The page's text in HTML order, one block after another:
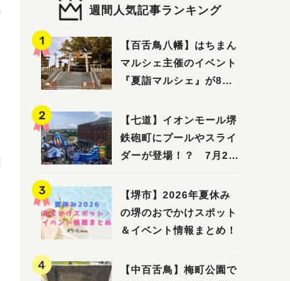
週間人気記事ランキング
【百舌鳥八幡】はちまん
マルシェ主催のイベント
『夏詣マルシェ』が8月2
【七道】イオンモール堺
鉄砲町にプールやスライ
ダーが登場！？ 7月25
「赤レンガ広場 Kid's
Water PARK 2026」が
開催
【堺市】2026年夏休み
の堺のおでかけスポット
＆イベント情報まとめ！
【中百舌鳥】梅町公園で